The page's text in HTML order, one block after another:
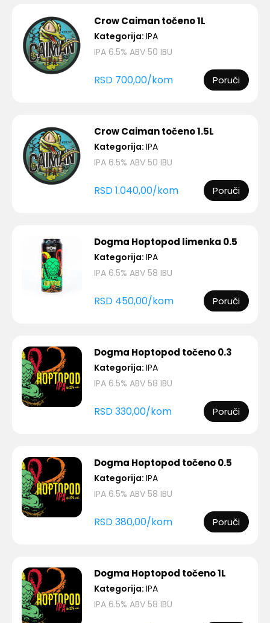
Crow Caiman točeno 1L
Kategorija: IPA
IPA 6.5% ABV 50 IBU
RSD 700,00/kom Poruči
Crow Caiman točeno 1.5L
Kategorija: IPA
IPA 6.5% ABV 50 IBU
RSD1.040,00/kom Poruči
Dogma Hoptopod limenka 0.5
Kategorija: IPA
IPA 6.5% ABV 58 IBU
RSD 450,00/kom Poruči
Dogma Hoptopod točeno 0.3
Kategorija: IPA
IPA 6.5% ABV 58 IBU
RSD330,00/kom Poruči
Dogma Hoptopod točeno 0.5
Kategorija: IPA
IPA 6.5% ABV 58 IBU
RSD380,00/kom Poruči
Dogma Hoptopod točeno 1L
Kategorija: IPA
IPA 6.5% ABV 58 IBU